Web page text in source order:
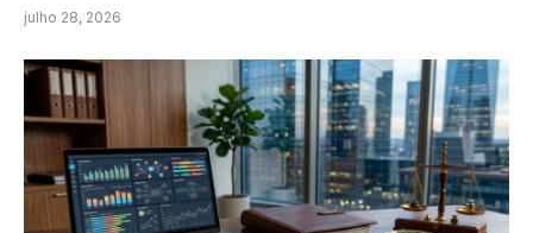
julho 28, 2026